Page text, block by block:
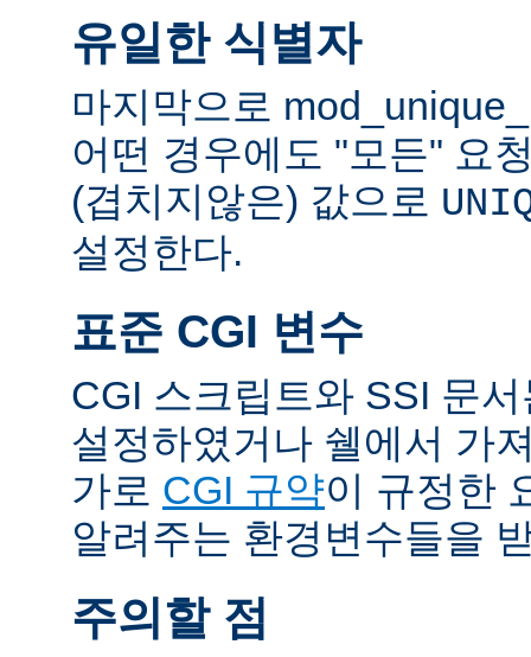
유일한 식별자
마지막으로
어떤 경우에도 "모든" 요
(겹치지않은) 값으로
설정한다.
표준 CGI 변수
CGI 스크립트와 SSI 문
설정하였거나 쉘에서 가
가로 CGI 규약이 규정한
알려주는 환경변수들을
주의할 점